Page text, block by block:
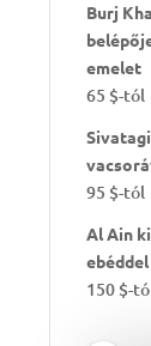
Burj
emelet
65 $-tól
95 $-tól
Al Ain
ebéddel
150 $-